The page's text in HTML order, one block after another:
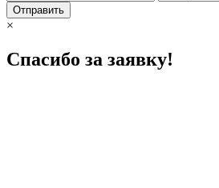
Отправить
×
Спасибо за заявку!